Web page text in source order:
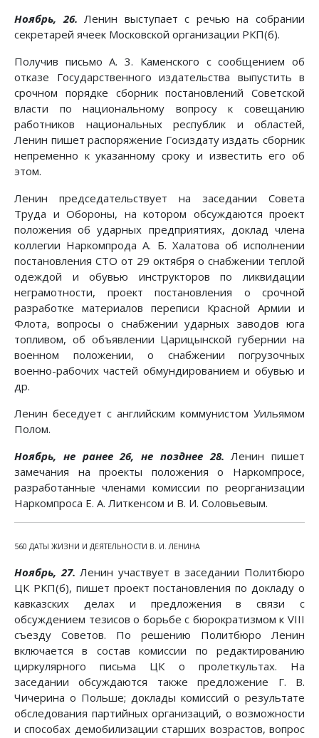
Ноябрь, 26. Ленин выступает с речью на собрании
секретарей ячеек Московской организации РКП(б).
Получив письмо А. 3. Каменского с сообщением об
отказе Государственного издательства выпустить в
срочном порядке сборник постановлений Советской
власти по национальному вопросу к совещанию
работников национальных республик и областей,
Ленин пишет распоряжение Госиздату издать сборник
непременно к указанному сроку и известить его об
этом.
Ленин председательствует на заседании Совета
Труда и Обороны, на котором обсуждаются проект
положения об ударных предприятиях, доклад члена
коллегии Наркомпрода А. Б. Халатова об исполнении
постановления СТО от 29 октября о снабжении теплой
одеждой и обувью инструкторов по ликвидации
неграмотности, проект постановления о срочной
разработке материалов переписи Красной Армии и
Флота, вопросы о снабжении ударных заводов юга
топливом, об объявлении Царицынской губернии на
военном положении, о снабжении погрузочных
военно-рабочих частей обмундированием и обувью и
др.
Ленин беседует с английским коммунистом Уильямом
Полом.
Ноябрь, не ранее 26, не позднее 28. Ленин пишет
замечания на проекты положения о Наркомпросе,
разработанные членами комиссии по реорганизации
Наркомпроса Е. А. Литкенсом и В. И. Соловьевым.
560 ДАТЫ ЖИЗНИ И ДЕЯТЕЛЬНОСТИ В. И. ЛЕНИНА
Ноябрь, 27. Ленин участвует в заседании Политбюро
ЦК РКП(б), пишет проект постановления по докладу о
кавказских делах и предложения в связи с
обсуждением тезисов о борьбе с бюрократизмом к VIII
съезду Советов. По решению Политбюро Ленин
включается в состав комиссии по редактированию
циркулярного письма ЦК о пролеткультах. На
заседании обсуждаются также предложение Г. В.
Чичерина о Польше; доклады комиссий о результате
обследования партийных организаций, о возможности
и способах демобилизации старших возрастов, вопрос